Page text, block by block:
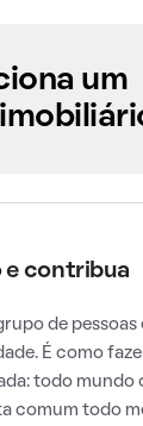
um
e contribua
de pessoas
É como
todo mundo
comum todo